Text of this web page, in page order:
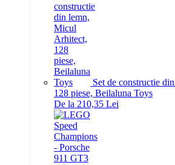
Set de constructie
128 piese, Beilaluna Toys
De la 210,35 Lei